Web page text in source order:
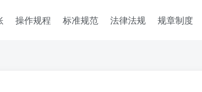
操作规程 标准规范 法律法规 规章制度